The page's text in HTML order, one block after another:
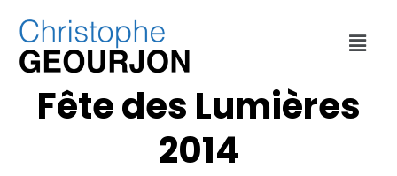
COLLECTIVITÉ CULTURE ET SPORT
Fête des Lumières
2014